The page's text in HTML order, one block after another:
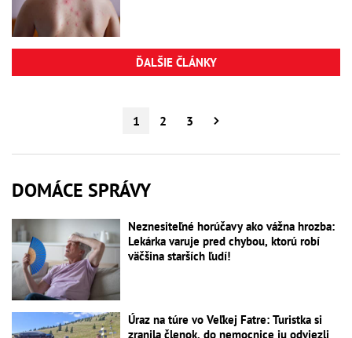
ĎALŠIE ČLÁNKY
1 2 3
DOMÁCE SPRÁVY
Neznesiteľné horúčavy ako vážna hrozba:
Lekárka varuje pred chybou, ktorú robí
väčšina starších ľudí!
Úraz na túre vo Veľkej Fatre: Turistka si
zranila členok, do nemocnice ju odviezli